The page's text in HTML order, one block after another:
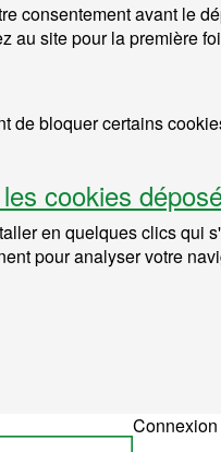
consentement avant le
site pour la première
bloquer certains
cookies
en quelques clics
pour analyser votre
Connexion